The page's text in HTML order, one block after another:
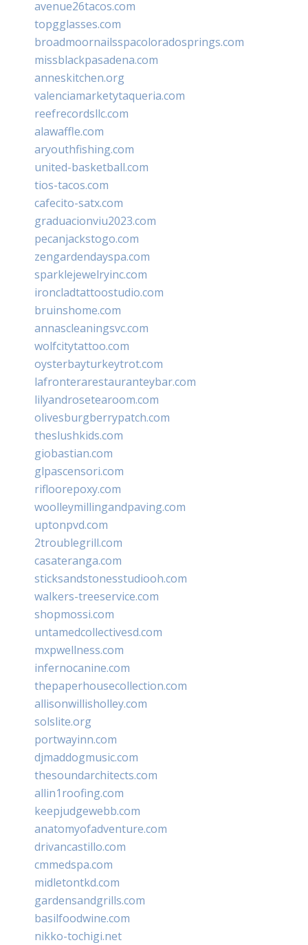
avenue26tacos.com
topgglasses.com
broadmoornailsspacoloradosprings.com
missblackpasadena.com
anneskitchen.org
valenciamarketytaqueria.com
reefrecordsllc.com
alawaffle.com
aryouthfishing.com
united-basketball.com
tios-tacos.com
cafecito-satx.com
graduacionviu2023.com
pecanjackstogo.com
zengardendayspa.com
sparklejewelryinc.com
ironcladtattoostudio.com
bruinshome.com
annascleaningsvc.com
wolfcitytattoo.com
oysterbayturkeytrot.com
lafronterarestauranteybar.com
lilyandrosetearoom.com
olivesburgberrypatch.com
theslushkids.com
giobastian.com
glpascensori.com
rifloorepoxy.com
woolleymillingandpaving.com
uptonpvd.com
2troublegrill.com
casateranga.com
sticksandstonesstudiooh.com
walkers-treeservice.com
shopmossi.com
untamedcollectivesd.com
mxpwellness.com
infernocanine.com
thepaperhousecollection.com
allisonwillisholley.com
solslite.org
portwayinn.com
djmaddogmusic.com
thesoundarchitects.com
allin1roofing.com
keepjudgewebb.com
anatomyofadventure.com
drivancastillo.com
cmmedspa.com
midletontkd.com
gardensandgrills.com
basilfoodwine.com
nikko-tochigi.net